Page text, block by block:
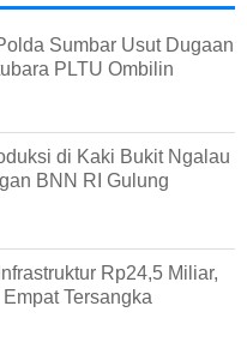
Sumbar Usut Dugaan
PLTU Ombilin
di Kaki Bukit Ngalau
BNN RI Gulung
Rp24,5 Miliar,
Tersangka